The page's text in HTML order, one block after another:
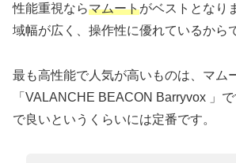
性能重視ならマムートがベストとなり
域幅が広く、操作性に優れているから
最も高性能で人気が高いものは、マム
「VALANCHE BEACON Barryvox 」
で良いというくらいには定番です。